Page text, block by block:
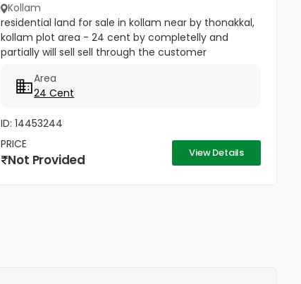
Kollam
residential land for sale in kollam near by thonakkal,
kollam plot area - 24 cent by completelly and
partially will sell sell through the customer
Area
24 Cent
ID: 14453244
PRICE
Not Provided View Details